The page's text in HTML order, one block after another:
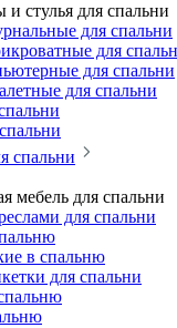
и стулья для спальни
для спальни
для
для спальни
для спальни
спальни
мебель для спальни
для спальни
в спальню
для спальни